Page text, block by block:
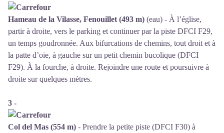
Hameau de la Vilasse, Fenouillet (493 m) (eau) - À l’église,
partir à droite, vers le parking et continuer par la piste DFCI F29,
un temps goudronnée. Aux bifurcations de chemins, tout droit et à
la patte d’oie, à gauche sur un petit chemin bucolique (DFCI
F29). À la fourche, à droite. Rejoindre une route et poursuivre à
droite sur quelques mètres.
3 -
Col del Mas (554 m) - Prendre la petite piste (DFCI F30) à